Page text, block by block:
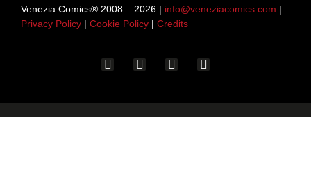
Venezia Comics® 2008 – 2026 | info@veneziacomics.com |
Privacy Policy | Cookie Policy | Credits